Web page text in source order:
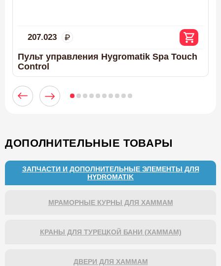
207.023
Пульт управления Hygromatik Spa Touch
Control
ДОПОЛНИТЕЛЬНЫЕ ТОВАРЫ
ЗАПЧАСТИ И ДОПОЛНИТЕЛЬНЫЕ ЭЛЕМЕНТЫ ДЛЯ
HYDROMATIK
МРАМОРНЫЕ КУРНЫ ДЛЯ ХАММАМ
КРАНЫ ДЛЯ ТУРЕЦКОЙ БАНИ (ХАММАМ)
ДВЕРИ ДЛЯ ХАММАМ